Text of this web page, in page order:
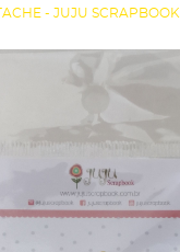
- JUJU SCRAPBOOK